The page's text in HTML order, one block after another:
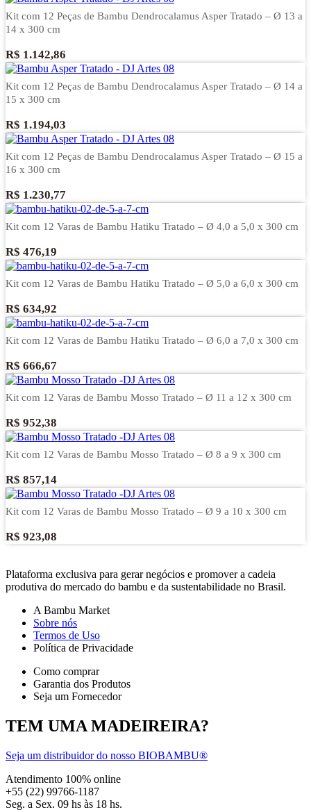
Kit com 12 Peças de Bambu Dendrocalamus Asper Tratado – Ø 13 a
14 x 300 cm
R$ 1.142,86
Kit com 12 Peças de Bambu Dendrocalamus Asper Tratado – Ø 14 a
15 x 300 cm
R$ 1.194,03
Kit com 12 Peças de Bambu Dendrocalamus Asper Tratado – Ø 15 a
16 x 300 cm
R$ 1.230,77
Kit com 12 Varas de Bambu Hatiku Tratado – Ø 4,0 a 5,0 x 300 cm
R$ 476,19
Kit com 12 Varas de Bambu Hatiku Tratado – Ø 5,0 a 6,0 x 300 cm
R$ 634,92
Kit com 12 Varas de Bambu Hatiku Tratado – Ø 6,0 a 7,0 x 300 cm
R$ 666,67
Kit com 12 Varas de Bambu Mosso Tratado – Ø 11 a 12 x 300 cm
R$ 952,38
Kit com 12 Varas de Bambu Mosso Tratado – Ø 8 a 9 x 300 cm
R$ 857,14
Kit com 12 Varas de Bambu Mosso Tratado – Ø 9 a 10 x 300 cm
R$ 923,08
Plataforma exclusiva para gerar negócios e promover a cadeia
produtiva do mercado do bambu e da sustentabilidade no Brasil.
A Bambu Market
Sobre nós
Termos de Uso
Política de Privacidade
Como comprar
Garantia dos Produtos
Seja um Fornecedor
TEM UMA MADEIREIRA?
Seja um distribuidor do nosso BIOBAMBU®
Atendimento 100% online
+55 (22) 99766-1187
Seg. a Sex. 09 hs às 18 hs.